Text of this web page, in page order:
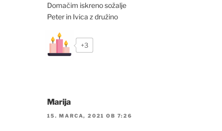
Domačim iskreno sožalje
Peter in Ivica z družino
+3
Marija
15. MARCA, 2021 OB 7:26